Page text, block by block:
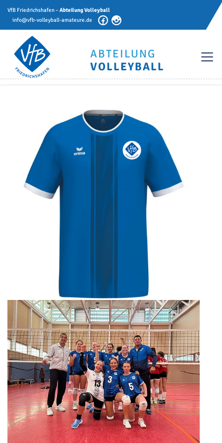
VfB Friedrichshafen –Abteilung Volleyball
info@vfb-volleyball-amateure.de
ABTEILUNG
VOLLEYBALL